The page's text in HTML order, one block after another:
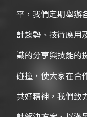
平，我們定期舉辦
計趨勢、技術應用
識的分享與技能的
碰撞，使大家在合
共好精神，我們致